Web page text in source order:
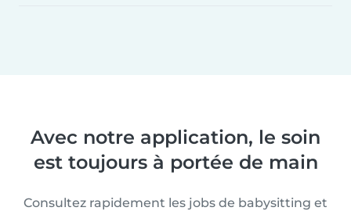
Avec notre application, le soin
est toujours à portée de main
Consultez rapidement les jobs de babysitting et